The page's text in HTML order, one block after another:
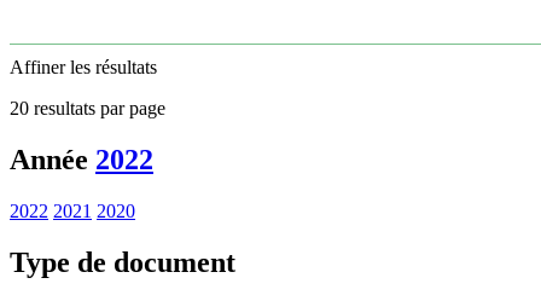
Affiner les résultats
20 resultats par page
Année 2022
2022 2021 2020
Type de document